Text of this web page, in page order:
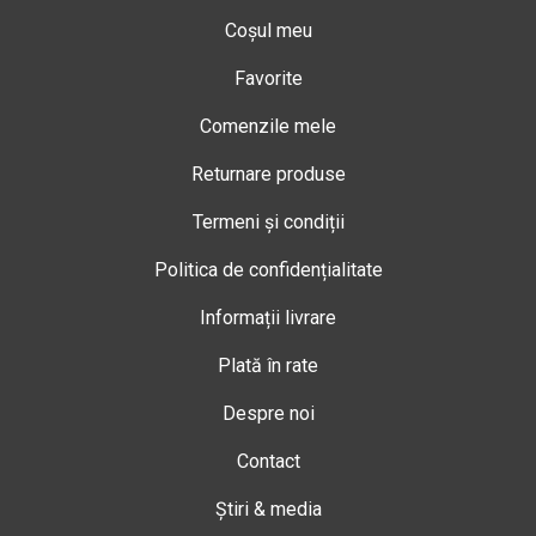
Coșul meu
Favorite
Comenzile mele
Returnare produse
Termeni și condiții
Politica de confidențialitate
Informații livrare
Plată în rate
Despre noi
Contact
Știri & media